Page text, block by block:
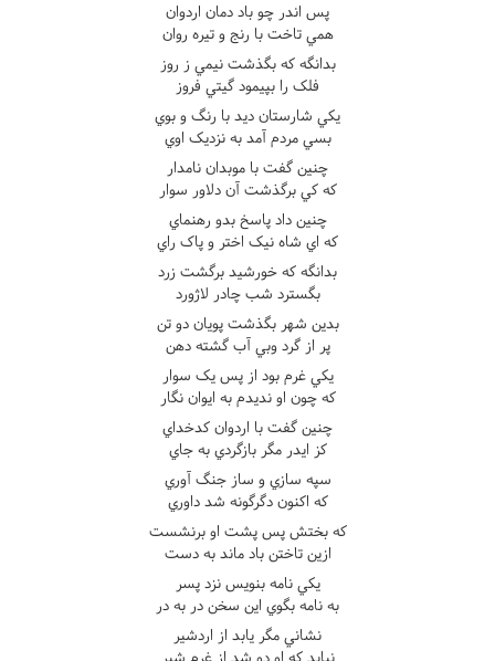
پس اندر چو باد دمان اردوان
همي تاخت با رنج و تيره روان
بدانگه که بگذشت نيمي ز روز
فلک را بپيمود گيتي فروز
يکي شارستان ديد با رنگ و بوي
بسي مردم آمد به نزديک اوي
چنين گفت با موبدان نامدار
که کي برگذشت آن دلاور سوار
چنين داد پاسخ بدو رهنماي
که اي شاه نيک اختر و پاک راي
بدانگه که خورشيد برگشت زرد
بگسترد شب چادر لاژورد
بدين شهر بگذشت پويان دو تن
پر از گرد وبي آب گشته دهن
يکي غرم بود از پس يک سوار
که چون او نديدم به ايوان نگار
چنين گفت با اردوان کدخداي
کز ايدر مگر بازگردي به جاي
سپه سازي و ساز جنگ آوري
که اکنون دگرگونه شد داوري
که بختش پس پشت او برنشست
ازين تاختن باد ماند به دست
يکي نامه بنويس نزد پسر
به نامه بگوي اين سخن در به در
نشاني مگر يابد از اردشير